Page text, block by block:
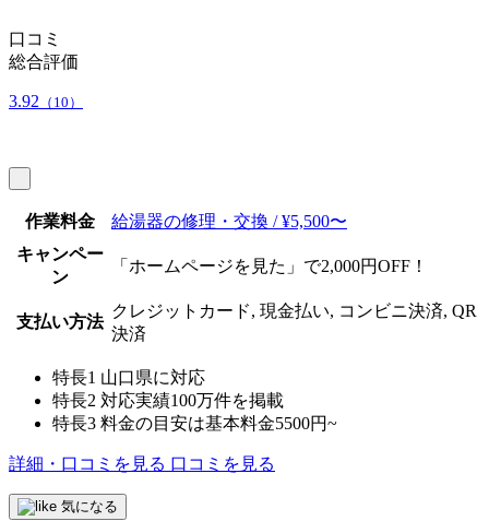
口コミ
総合評価
3.92 （10）
作業料金
給湯器の修理・交換 / ¥5,500〜
キャンペー
ン
「ホームページを見た」で2,000円OFF！
支払い方法
クレジットカード, 現金払い, コンビニ決済, QR
決済
特長1 山口県に対応
特長2 対応実績100万件を掲載
特長3 料金の目安は基本料金5500円~
詳細・口コミを見る 口コミを見る
気になる